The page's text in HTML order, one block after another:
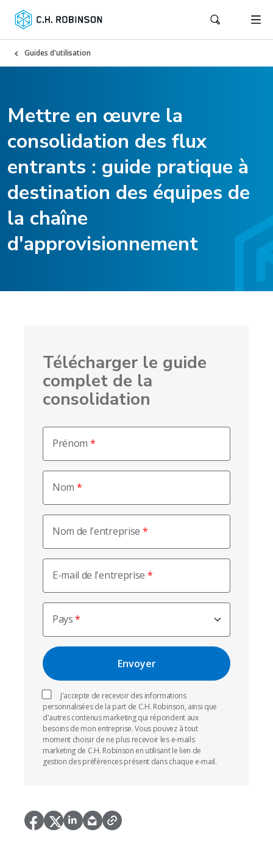
Guides d'utilisation
Mettre en œuvre la
consolidation des flux
entrants : guide pratique à
destination des équipes de
la chaîne
d'approvisionnement
Télécharger le guide
complet de la
consolidation
Prénom
Nom
Nom de l'entreprise
E-mail de l'entreprise
Pays
J'accepte de recevoir des informations
personnalisées de la part de C.H. Robinson, ainsi que
d'autres contenus marketing qui répondent aux
besoins de mon entreprise. Vous pouvez à tout
moment choisir de ne plus recevoir les e-mails
marketing de C.H. Robinson en utilisant le lien de
gestion des préférences présent dans chaque e-mail.